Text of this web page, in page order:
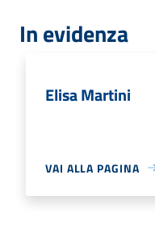
In evidenza
Elisa Martini
VAI ALLA PAGINA